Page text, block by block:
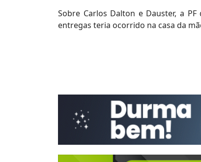
Sobre Carlos Dalton e Dauster, a
entregas teria ocorrido na casa da